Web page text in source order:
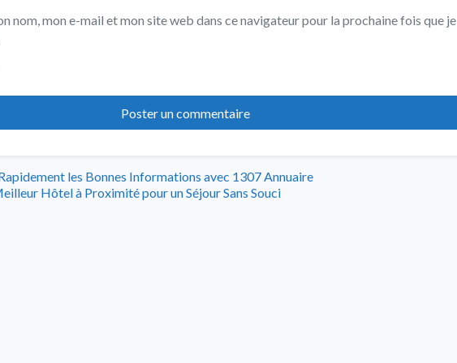
nom, mon e-mail et mon site web dans ce navigateur pour la prochaine fois que je
les Bonnes Informations avec 1307 Annuaire
Hôtel à Proximité pour un Séjour Sans Souci